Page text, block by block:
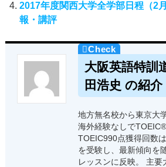
2017年度関西大学全学部日程（2
報・講評
大阪英語特訓
田浩史 の紹介
地方無名校から東京大
海外経験なしで
TOEIC990点獲得回数
を受験し、最新傾向を
レッスンに反映。 主